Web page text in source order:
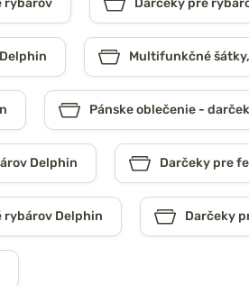
Multifunkčné
Pánske oblečenie -
Delphin Darčeky pre
rybárov Delphin Darčeky